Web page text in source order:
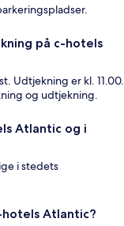
på c-hotels
Udtjekning er kl. 11.00.
og udtjekning.
Atlantic og i
i stedets
Atlantic?